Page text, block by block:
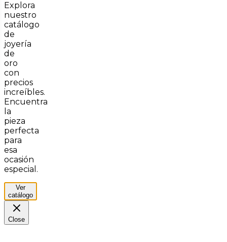
Explora
nuestro
catálogo
de
joyería
de
oro
con
precios
increíbles.
Encuentra
la
pieza
perfecta
para
esa
ocasión
especial.
Ver
catálogo
Close